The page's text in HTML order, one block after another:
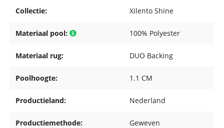
Collectie: Xilento Shine
Materiaal pool: 100% Polyester
Materiaal rug: DUO Backing
Poolhoogte: 1.1 CM
Productieland: Nederland
Productiemethode: Geweven